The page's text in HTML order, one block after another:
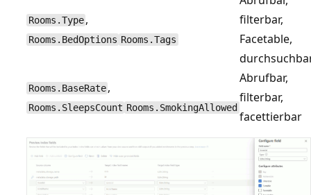
Rooms.Type ,
Rooms.BedOptions Rooms.Tags
filterbar,
Facetable,
Rooms.BaseRate ,
Rooms.SleepsCount Rooms.SmokingAllowed
Abrufbar,
filterbar,
facettierbar